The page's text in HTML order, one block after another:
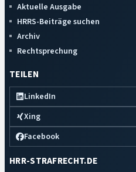
Aktuelle Ausgabe
HRRS-Beiträge suchen
Archiv
Rechtsprechung
TEILEN
LinkedIn
Xing
Facebook
HRR-STRAFRECHT.DE